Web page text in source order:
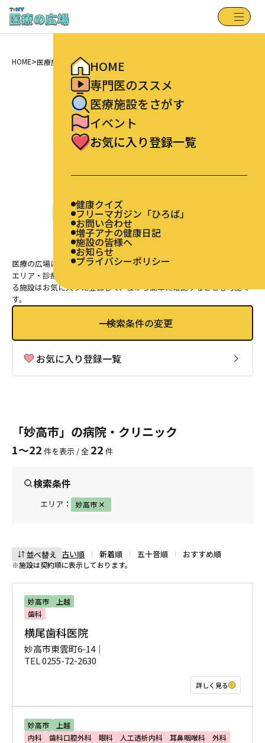
HOME
専門医のススメ
医療施設をさがす
イベント
お気に入り登録一覧
健康クイズ
フリーマガジン「ひろば」
お問い合わせ
増子アナの健康日記
施設の皆様へ
お知らせ
プライバシーポリシー
HOME>医療施設をさがす
FindFacility
医療施設をさがす
医療の広場に登録されている新潟県内の医療施設を検索できます。
エリア・診療科目・キーワードから条件を絞って探せるほか、気にな
る施設はお気に入りに登録して、後から簡単に確認することも可能で
す。
検索条件の変更
お気に入り登録一覧
「妙高市」の病院・クリニック
1〜22 件を表示 / 全 22 件
検索条件
エリア： 妙高市
※施設は契約順に表示しております。
並べ替え 古い順 新着順 五十音順 おすすめ順
妙高市
上越
歯科
横尾歯科医院
妙高市東雲町6-14｜
TEL 0255-72-2630
詳しく見る
妙高市
上越
内科
歯科口腔外科 眼科 人工透析内科 耳鼻咽喉科
外科